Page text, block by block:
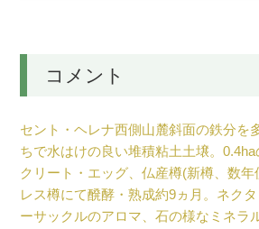
コメント
セント・ヘレナ西側山麓斜面の鉄分を
ちで水はけの良い堆積粘土土壌。
クリート・エッグ、仏産樽(新樽、数
レス樽にて醗酵・熟成約9ヵ月。ネク
ーサックルのアロマ、石の様なミネラ